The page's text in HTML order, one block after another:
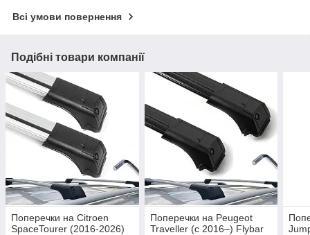
Всі умови повернення
Подібні товари компанії
Поперечки на Citroen
SpaceTourer (2016-2026)
Поперечки на Peugeot
Traveller (c 2016–) Flybar